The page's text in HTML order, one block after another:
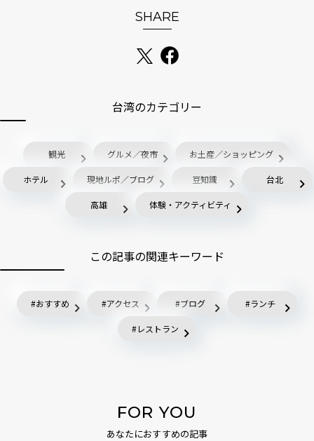
SHARE
台湾のカテゴリー
観光 グルメ／夜市 お土産／ショッピング
ホテル 現地ルポ／ブログ 豆知識 台北
高雄 体験・アクティビティ
この記事の関連キーワード
おすすめ アクセス ブログ ランチ
レストラン
FOR YOU
あなたにおすすめの記事